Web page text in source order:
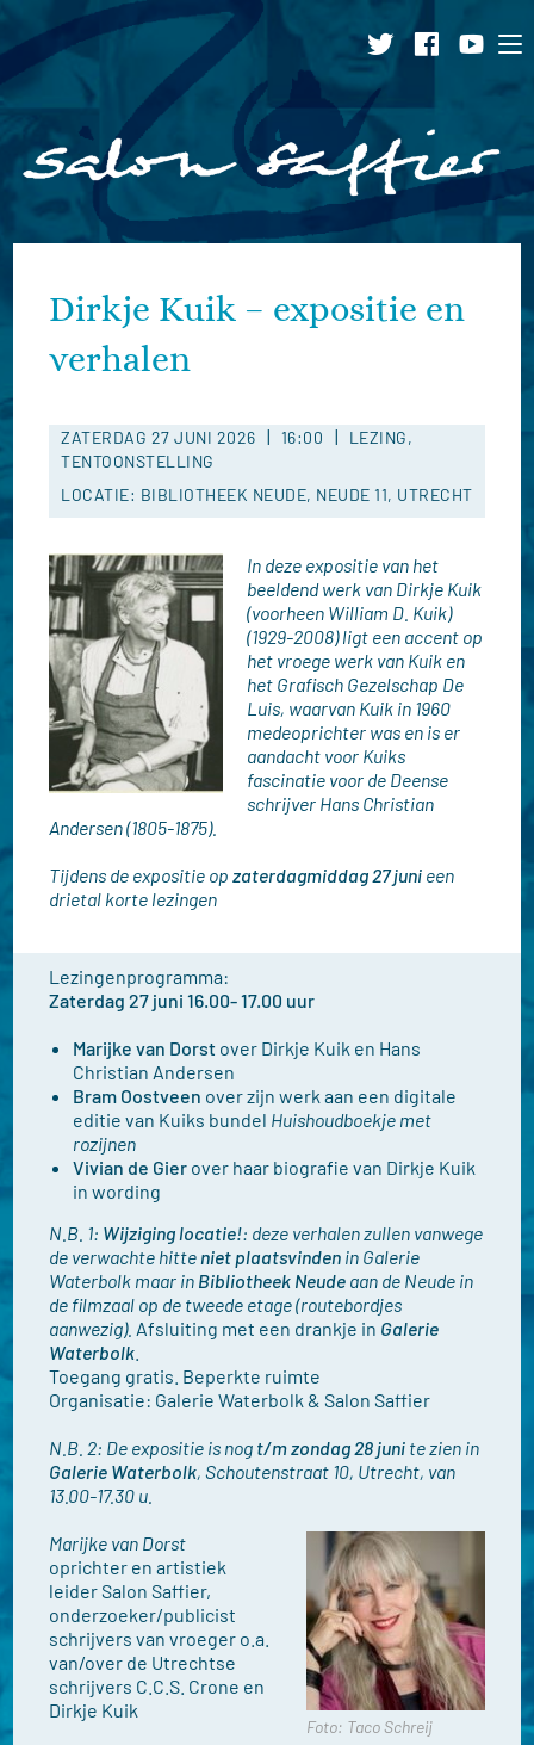
inhoud
Dirkje Kuik – expositie en
verhalen
ZATERDAG 27 JUNI 2026 | 16:00 |
LEZING,
TENTOONSTELLING
LOCATIE: BIBLIOTHEEK NEUDE, NEUDE 11, UTRECHT
In deze expositie van het
beeldend werk van Dirkje Kuik
(voorheen William D. Kuik)
(1929-2008) ligt een accent op
het vroege werk van Kuik en
het Grafisch Gezelschap De
Luis, waarvan Kuik in 1960
medeoprichter was en is er
aandacht voor Kuiks
fascinatie voor de Deense
schrijver Hans Christian
Andersen (1805-1875).
Tijdens de expositie opzaterdagmiddag 27 juni een
drietal korte lezingen
Lezingenprogramma:
Zaterdag 27 juni 16.00- 17.00 uur
Marijke van Dorst over Dirkje Kuik en Hans
Christian Andersen
Bram Oostveen over zijn werk aan een digitale
editie van Kuiks bundel Huishoudboekje met
rozijnen
Vivian de Gier over haar biografie van Dirkje Kuik
in wording
N.B. 1: Wijziging locatie!: deze verhalen zullen vanwege
de verwachte hitte niet plaatsvinden in Galerie
Waterbolk maar in Bibliotheek Neude aan de Neude in
de filmzaal op de tweede etage (routebordjes
aanwezig). Afsluiting met een drankje in Galerie
Waterbolk
Toegang gratis. Beperkte ruimte
Organisatie: Galerie Waterbolk & Salon Saffier
N.B. 2: De expositie is nog t/m zondag 28 juni te zien in
Galerie Waterbolk, Schoutenstraat 10, Utrecht, van
13.00-17.30 u.
Foto: Taco Schreij
Marijke van Dorst
oprichter en artistiek
leider Salon Saffier,
onderzoeker/publicist
schrijvers van vroeger o.a.
van/over de Utrechtse
schrijvers C.C.S. Crone en
Dirkje Kuik